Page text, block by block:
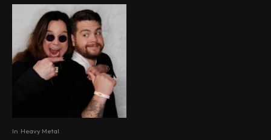
In Heavy Metal